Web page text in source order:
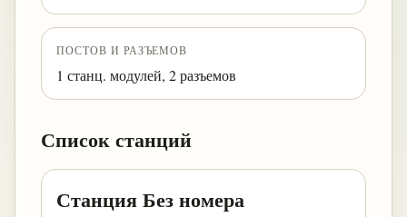
ПОСТОВ И РАЗЪЕМОВ
1 станц. модулей, 2 разъемов
Список станций
Станция Без номера